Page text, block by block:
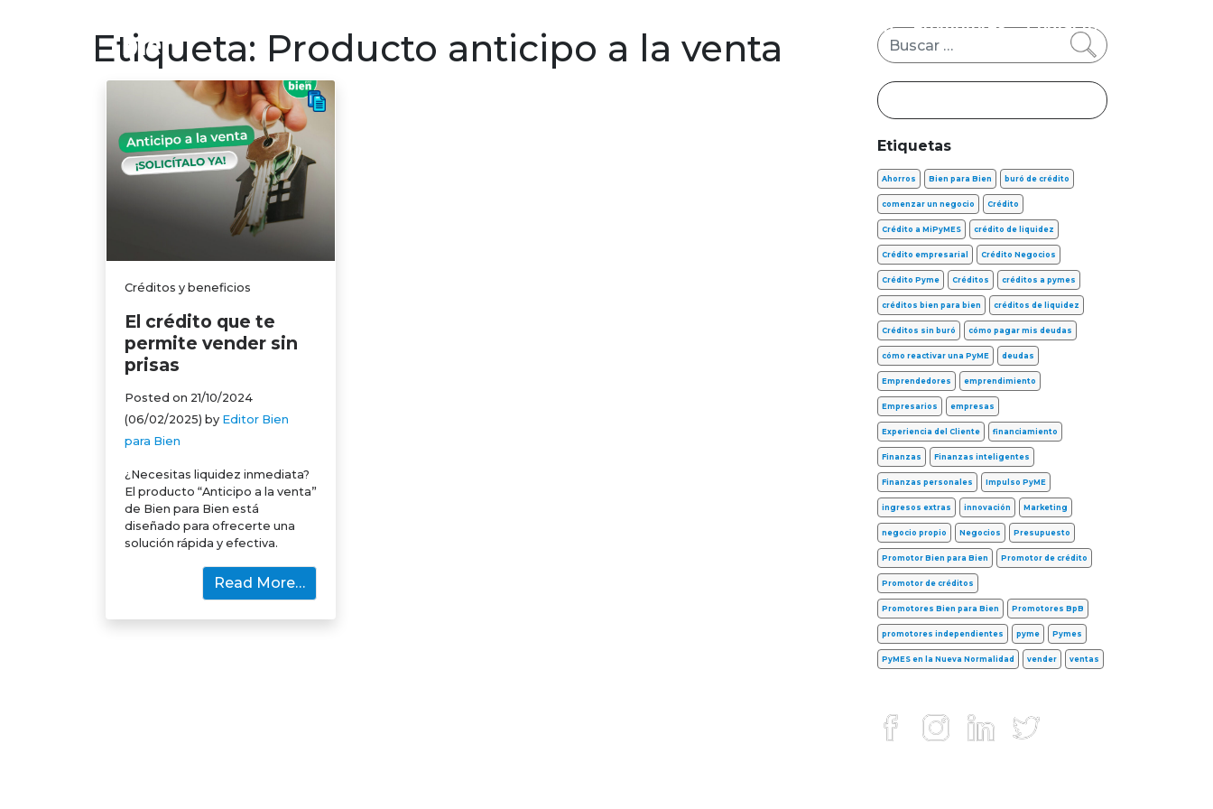
FinTech Promotores Contacto
Etiqueta: Producto anticipo a la venta
Créditos y beneficios
El crédito que te
permite vender sin
prisas
Posted on 21/10/2024
(06/02/2025) by Editor Bien
para Bien
¿Necesitas liquidez inmediata?
El producto “Anticipo a la venta”
de Bien para Bien está
diseñado para ofrecerte una
solución rápida y efectiva.
Read More…
Buscar
Etiquetas
Ahorros Bien para Bien buró de crédito
comenzar un negocio Crédito
Crédito a MiPyMES crédito de liquidez
Crédito empresarial Crédito Negocios
Crédito Pyme Créditos créditos a pymes
créditos bien para bien créditos de liquidez
Créditos sin buró cómo pagar mis deudas
cómo reactivar una PyME deudas
Emprendedores emprendimiento
Empresarios empresas
Experiencia del Cliente financiamiento
Finanzas Finanzas inteligentes
Finanzas personales Impulso PyME
ingresos extras innovación Marketing
negocio propio Negocios Presupuesto
Promotor Bien para Bien Promotor de crédito
Promotor de créditos
Promotores Bien para Bien Promotores BpB
promotores independientes pyme Pymes
PyMES en la Nueva Normalidad vender ventas